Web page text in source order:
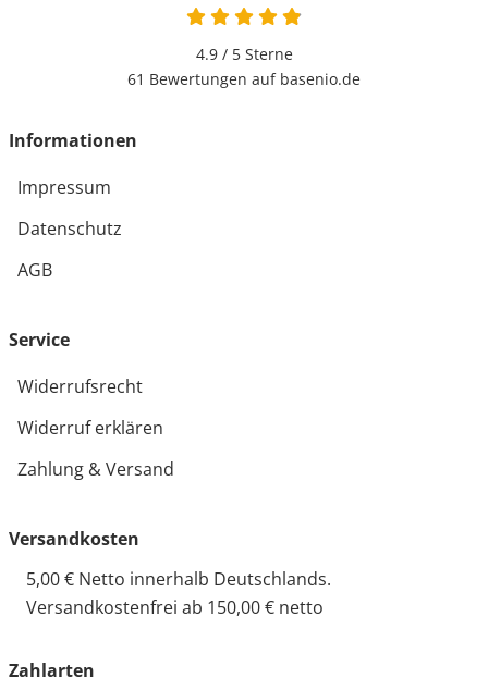
4.9 / 5Sterne
61 Bewertungen auf basenio.de
Informationen
Impressum
Datenschutz
AGB
Service
Widerrufsrecht
Widerruf erklären
Zahlung & Versand
Versandkosten
5,00 € Netto innerhalb Deutschlands.
Versandkostenfrei ab 150,00 € netto
Zahlarten